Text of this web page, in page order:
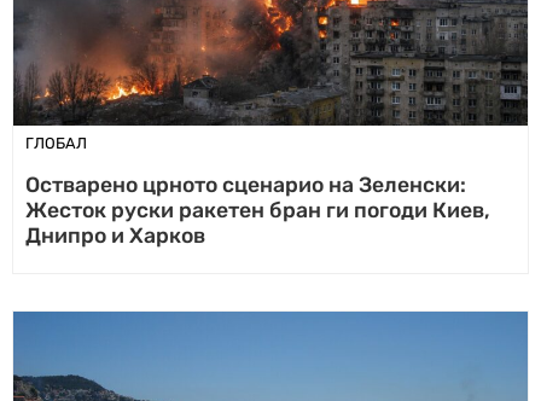
ГЛОБАЛ
Остварено црното сценарио на Зеленски:
Жесток руски ракетен бран ги погоди Киев,
Днипро и Харков